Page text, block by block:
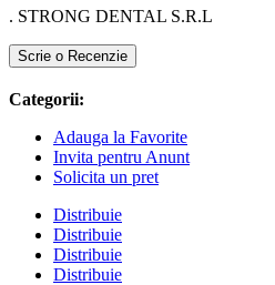
. STRONG DENTAL S.R.L
Scrie o Recenzie
Categorii:
Adauga la Favorite
Invita pentru Anunt
Solicita un pret
Distribuie
Distribuie
Distribuie
Distribuie